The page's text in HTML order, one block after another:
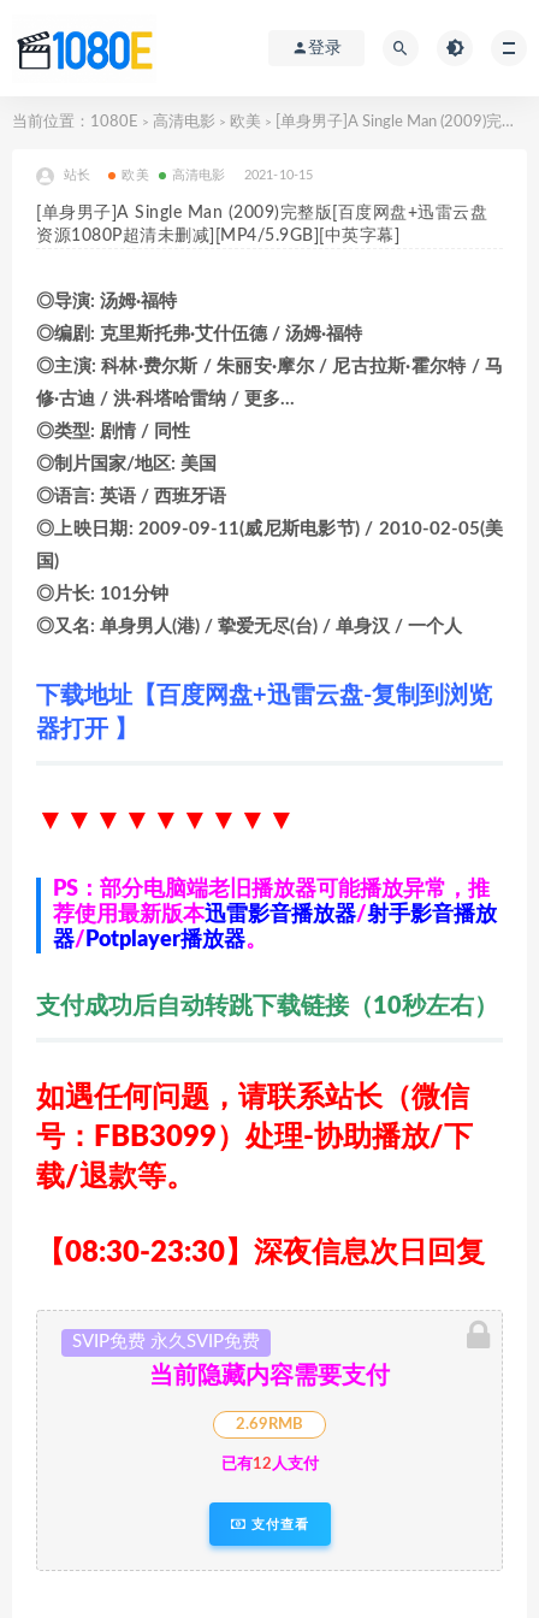
登录
当前位置： 1080E > 高清电影 > 欧美 > [单身男子]A Single Man (2009)完整版[百度网盘+迅雷云盘资源1080P超清未删减][MP4/5.9GB][中英字幕]
站长 欧美 高清电影 2021-10-15
[单身男子]A Single Man (2009)完整版[百度网盘+迅雷云盘
资源1080P超清未删减][MP4/5.9GB][中英字幕]
◎导演: 汤姆·福特
◎编剧: 克里斯托弗·艾什伍德 / 汤姆·福特
◎主演: 科林·费尔斯 / 朱丽安·摩尔 / 尼古拉斯·霍尔特 / 马
修·古迪 / 洪·科塔哈雷纳 / 更多…
◎类型: 剧情 / 同性
◎制片国家/地区: 美国
◎语言: 英语 / 西班牙语
◎上映日期: 2009-09-11(威尼斯电影节) / 2010-02-05(美
国)
◎片长: 101分钟
◎又名: 单身男人(港) / 挚爱无尽(台) / 单身汉 / 一个人
下载地址【百度网盘+迅雷云盘-复制到浏览
器打开 】
▼▼▼▼▼▼ ▼▼▼
PS：部分电脑端老旧播放器可能播放异常，推
荐使用最新版本迅雷影音播放器/射手影音播放
器/ Potplayer播放器。
支付成功后自动转跳下载链接（10秒左右）
如遇任何问题，请联系站长（微信
号：FBB3099） 处理-协助播放/下
载/退款等。
【08:30-23:30】深夜信息次日回复
SVIP免费 永久SVIP免费
当前隐藏内容需要支付
2.69RMB
已有12人支付
支付查看